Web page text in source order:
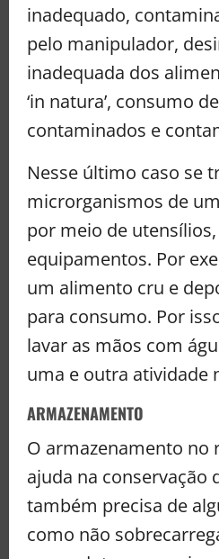
inadequado,
pelo manipulador,
inadequada dos
‘in natura’, consumo
contaminados e
Nesse último caso se
microrganismos de
por meio de
equipamentos. Por
um alimento cru e
para consumo. Por
lavar as mãos com
uma e outra atividade
ARMAZENAMENTO
O armazenamento no
ajuda na conservação
também precisa de
como não